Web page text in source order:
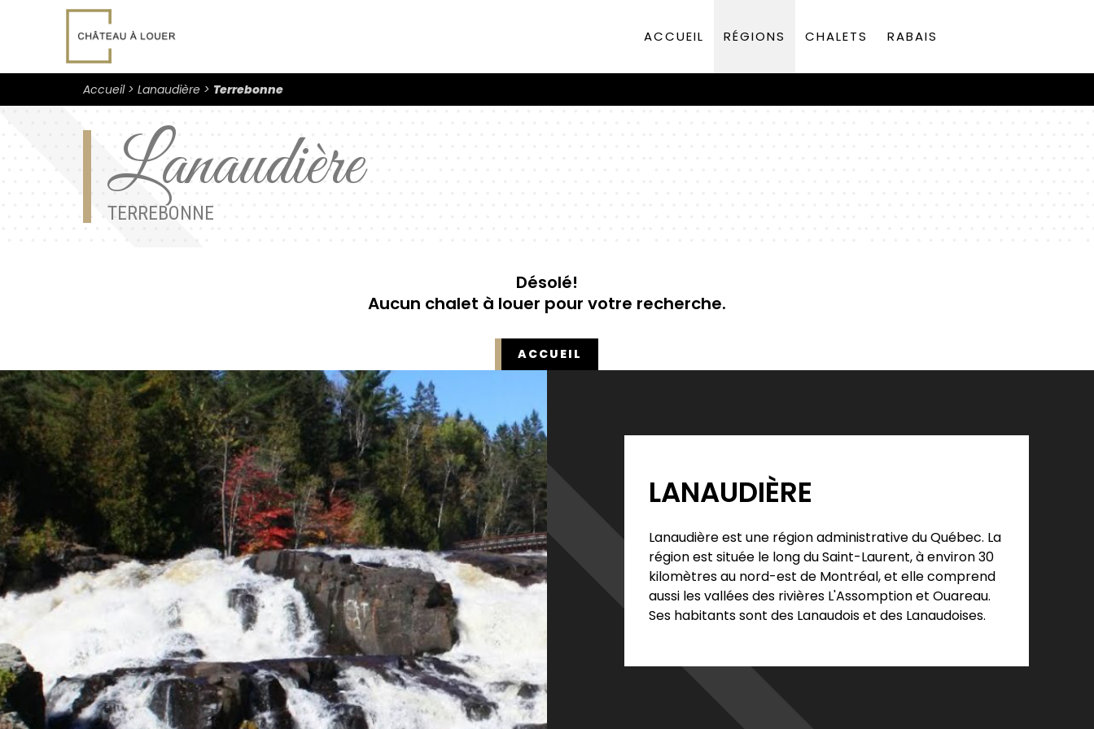
ACCUEIL RÉGIONS CHALETS RABAIS
Accueil Lanaudière Terrebonne
Lanaudière
TERREBONNE
Désolé!
Aucun chalet à louer pour votre recherche.
ACCUEIL
LANAUDIÈRE
Lanaudière est une région administrative du Québec. La
région est située le long du Saint-Laurent, à environ 30
kilomètres au nord-est de Montréal, et elle comprend
aussi les vallées des rivières L'Assomption et Ouareau.
Ses habitants sont des Lanaudois et des Lanaudoises.